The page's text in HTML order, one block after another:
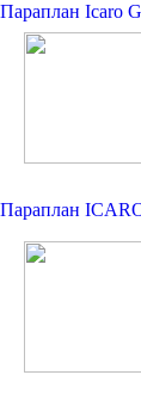
Параплан Icaro
Параплан